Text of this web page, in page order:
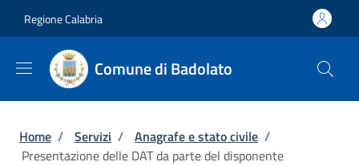
Regione Calabria
Comune di Badolato
Briciole di pane
Home / Servizi / Anagrafe e stato civile /
Presentazione delle DAT da parte del disponente